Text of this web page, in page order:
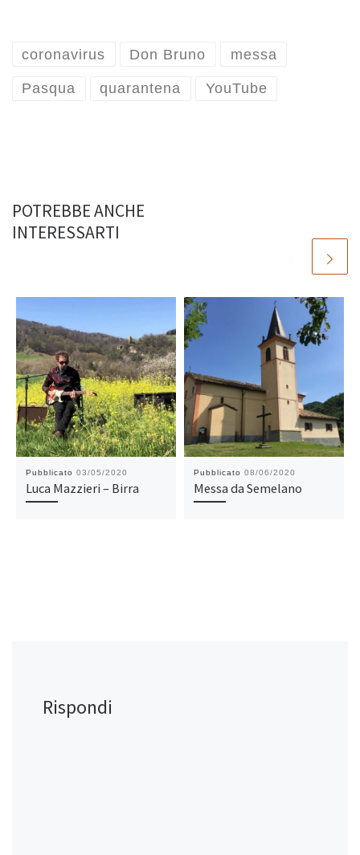
coronavirus Don Bruno messa
Pasqua quarantena YouTube
POTREBBE ANCHE
INTERESSARTI
Pubblicato 03/05/2020
Luca Mazzieri – Birra
Pubblicato 08/06/2020
Messa da Semelano
Rispondi